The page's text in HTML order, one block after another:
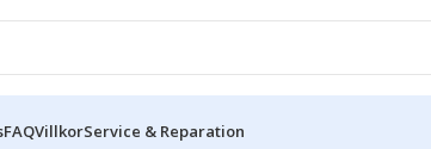
FAQVillkorService & Reparation